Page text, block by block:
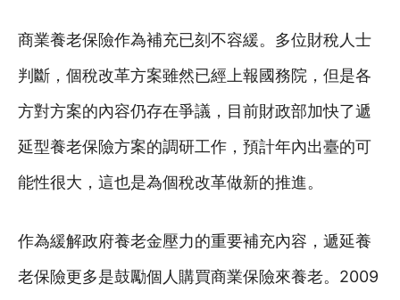
商業養老保險作為補充已刻不容緩。多位財稅人士
判斷，個稅改革方案雖然已經上報國務院，但是各
方對方案的內容仍存在爭議，目前財政部加快了遞
延型養老保險方案的調研工作，預計年內出臺的可
能性很大，這也是為個稅改革做新的推進。
作為緩解政府養老金壓力的重要補充內容，遞延養
老保險更多是鼓勵個人購買商業保險來養老。2009